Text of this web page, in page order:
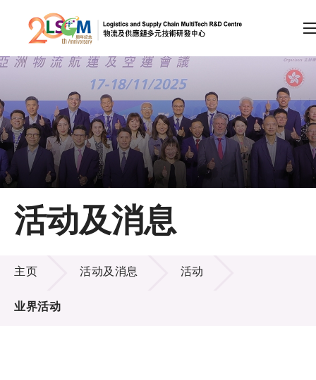
跳到内容（按回车键）
会员登录
A A EN 繁 简
主页
关于LSCM
技术商品化
项目及资助计划
活动及消息
活动及消息
主页 活动及消息 活动
业界活动